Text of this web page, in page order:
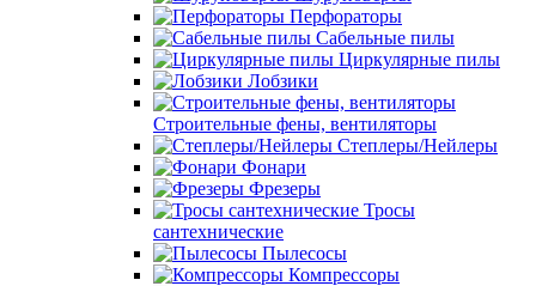
Перфораторы
Сабельные пилы
Циркулярные пилы
Лобзики
Строительные фены, вентиляторы
Степлеры/Нейлеры
Фонари
Фрезеры
Тросы
сантехнические
Пылесосы
Компрессоры